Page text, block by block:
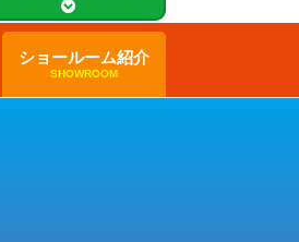
ショールーム紹介
SHOWROOM